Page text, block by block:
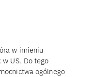
w imieniu
US. Do tego
ogólnego